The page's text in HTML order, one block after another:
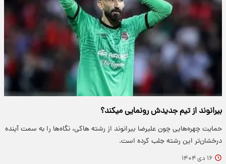
بیرانوند از تیم جدیدش رونمایی میکند؟
حمایت چهره‌هایی چون علیرضا بیرانوند از رشته هاکی، نگاه‌ها را به سمت آینده
درخشان‌تر این رشته جلب کرده است.
۱۶ دی ۱۴۰۴